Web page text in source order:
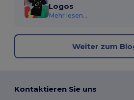
Logos
Mehr lesen...
Weiter zum
Kontaktieren Sie uns